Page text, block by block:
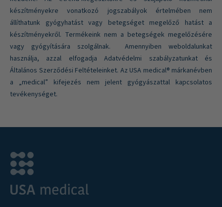
készítményekre vonatkozó jogszabályok értelmében nem
állíthatunk gyógyhatást vagy betegséget megelőző hatást a
készítményekről. Termékeink nem a betegségek megelőzésére
vagy gyógyítására szolgálnak. Amennyiben weboldalunkat
használja, azzal elfogadja Adatvédelmi szabályzatunkat és
Általános Szerződési Feltételeinket. Az USA medical® márkanévben
a „medical” kifejezés nem jelent gyógyászattal kapcsolatos
tevékenységet.